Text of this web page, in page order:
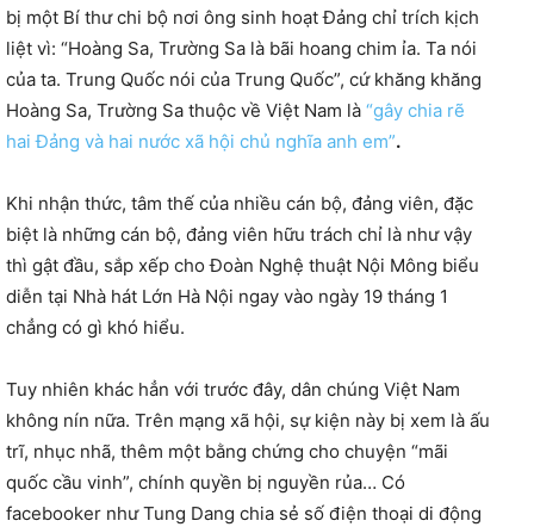
bị một Bí thư chi bộ nơi ông sinh hoạt Đảng chỉ trích kịch
liệt vì: “Hoàng Sa, Trường Sa là bãi hoang chim ỉa. Ta nói
của ta. Trung Quốc nói của Trung Quốc”, cứ khăng khăng
Hoàng Sa, Trường Sa thuộc về Việt Nam là “gây chia rẽ
hai Đảng và hai nước xã hội chủ nghĩa anh em”.
Khi nhận thức, tâm thế của nhiều cán bộ, đảng viên, đặc
biệt là những cán bộ, đảng viên hữu trách chỉ là như vậy
thì gật đầu, sắp xếp cho Đoàn Nghệ thuật Nội Mông biểu
diễn tại Nhà hát Lớn Hà Nội ngay vào ngày 19 tháng 1
chẳng có gì khó hiểu.
Tuy nhiên khác hẳn với trước đây, dân chúng Việt Nam
không nín nữa. Trên mạng xã hội, sự kiện này bị xem là ấu
trĩ, nhục nhã, thêm một bằng chứng cho chuyện “mãi
quốc cầu vinh”, chính quyền bị nguyền rủa… Có
facebooker như Tung Dang chia sẻ số điện thoại di động